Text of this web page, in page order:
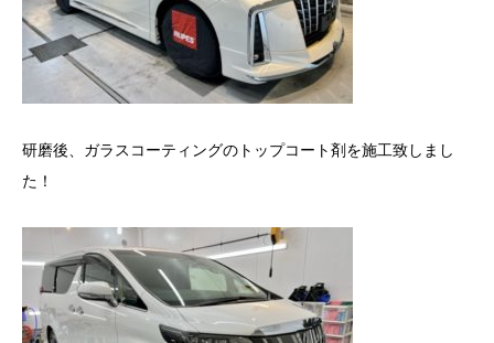
研磨後、ガラスコーティングのトップコート剤を施工致しまし
た！